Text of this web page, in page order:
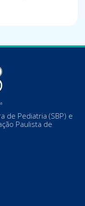
de Pediatria (SBP) e
Paulista de